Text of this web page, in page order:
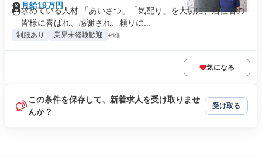
月給19万円
求めている人材 「あいさつ」「気配り」を大切に、居住者の
皆様に喜ばれ、感謝され、頼りに...
制服あり 業界未経験歓迎 +6個
気になる
この条件を保存して、新着求人を受け取りませ
んか？
受け取る